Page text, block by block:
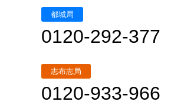
都城局
0120-292-377
志布志局
0120-933-966